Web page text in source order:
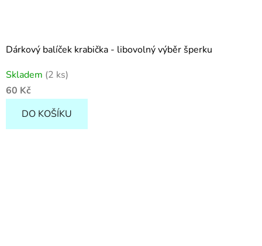
Dárkový balíček krabička - libovolný výběr šperku
Skladem (2 ks)
60 Kč
DO KOŠÍKU